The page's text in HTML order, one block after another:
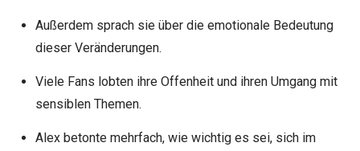
Außerdem sprach sie über die emotionale Bedeutung
dieser Veränderungen.
Viele Fans lobten ihre Offenheit und ihren Umgang mit
sensiblen Themen.
Alex betonte mehrfach, wie wichtig es sei, sich im